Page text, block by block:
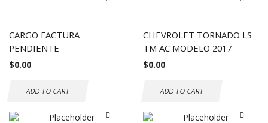
CARGO FACTURA
PENDIENTE
$0.00
ADD TO CART
CHEVROLET TORNADO LS
TM AC MODELO 2017
$0.00
ADD TO CART